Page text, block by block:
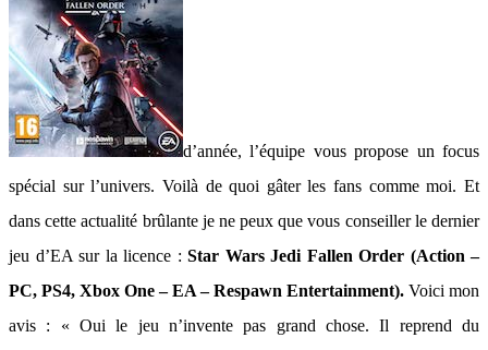
d’année, l’équipe vous propose un focus
spécial sur l’univers. Voilà de quoi gâter les fans comme moi. Et
dans cette actualité brûlante je ne peux que vous conseiller le dernier
jeu d’EA sur la licence : Star Wars Jedi Fallen Order (Action –
PC, PS4, Xbox One – EA – Respawn Entertainment). Voici mon
avis : « Oui le jeu n’invente pas grand chose. Il reprend du